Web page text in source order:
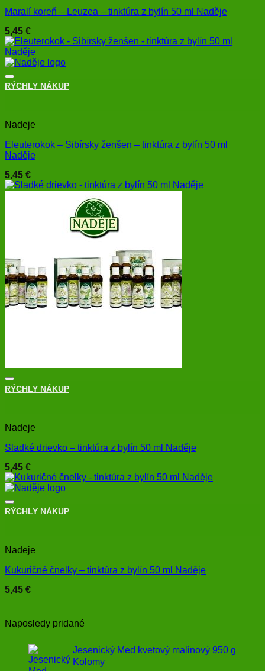
Maralí koreň – Leuzea – tinktúra z bylín 50 ml Naděje
5,45 €
+
RÝCHLY NÁKUP
Nadeje
Eleuterokok – Sibírsky ženšen – tinktúra z bylín 50 ml
Naděje
5,45 €
+
RÝCHLY NÁKUP
Nadeje
Sladké drievko – tinktúra z bylín 50 ml Naděje
5,45 €
+
RÝCHLY NÁKUP
Nadeje
Kukuričné čnelky – tinktúra z bylín 50 ml Naděje
5,45 €
Naposledy pridané
Jesenický Med kvetový malinový 950 g
Kolomy